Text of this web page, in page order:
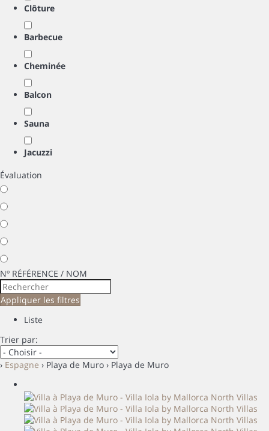
Clôture
Barbecue
Cheminée
Balcon
Sauna
Jacuzzi
Évaluation
Nº RÉFÉRENCE / NOM
Appliquer les filtres
Liste
Trier par:
› Espagne › Playa de Muro › Playa de Muro